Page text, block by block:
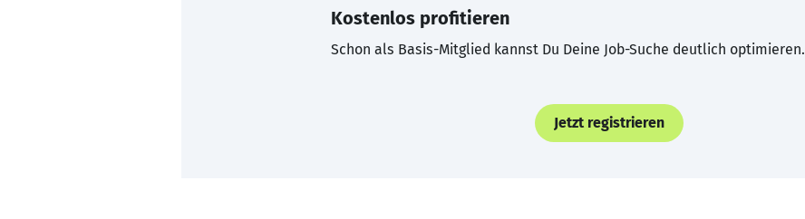
Kostenlos profitieren
Schon als Basis-Mitglied kannst Du Deine Job-Suche deutlich optimieren.
Jetzt registrieren